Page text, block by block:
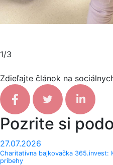
1/3
Zdieľajte článok na
Facebook share
Tweet Linkedin
Pozrite si
27.07.2026
Charitatívna bajkovačka 365.invest:
príbehy